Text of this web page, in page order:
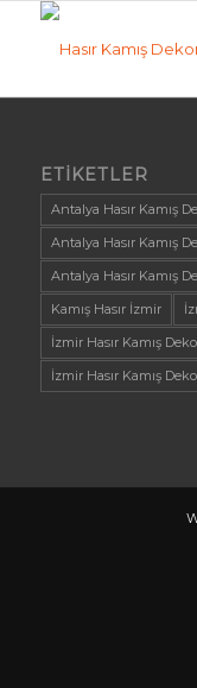
ETIKETLER
Antalya Hasır Kamış
Antalya Hasır Kamış
Antalya Hasır Kamış
Kamış Hasır İzmir
İzmir Hasır Kamış
İzmir Hasır Kamış